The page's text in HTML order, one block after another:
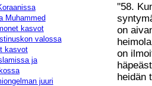
Muhammed
kasvot
valossa
kasvot
ja
juuri
"58.
on
on
heidän